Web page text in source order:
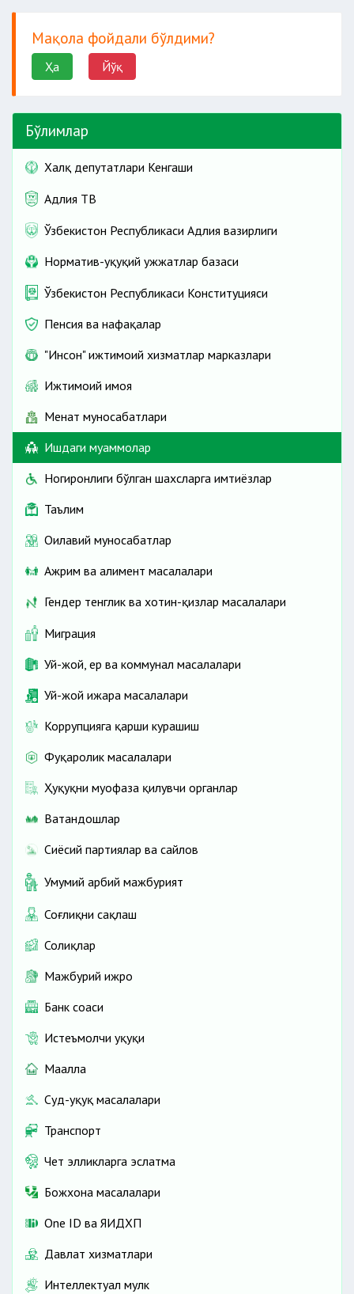
Мақола фойдали бўлдими?
Ҳа Йўқ
Бўлимлар
Халқ депутатлари Кенгаши
Адлия ТВ
Ўзбекистон Республикаси Адлия вазирлиги
Норматив-ҳуқуқий ҳужжатлар базаси
Ўзбекистон Республикаси Конституцияси
Пенсия ва нафақалар
"Инсон" ижтимоий хизматлар марказлари
Ижтимоий ҳимоя
Меҳнат муносабатлари
Ишдаги муаммолар
Ногиронлиги бўлган шахсларга имтиёзлар
Таълим
Оилавий муносабатлар
Ажрим ва алимент масалалари
Гендер тенглик ва хотин-қизлар масалалари
Миграция
Уй-жой, ер ва коммунал масалалари
Уй-жой ижара масалалари
Коррупцияга қарши курашиш
Фуқаролик масалалари
Ҳуқуқни муҳофаза қилувчи органлар
Ватандошлар
Сиёсий партиялар ва сайлов
Умумий ҳарбий мажбурият
Соғлиқни сақлаш
Солиқлар
Мажбурий ижро
Банк соҳаси
Истеъмолчи ҳуқуқи
Маҳалла
Суд-ҳуқуқ масалалари
Транспорт
Чет элликларга эслатма
Божхона масалалари
One ID ва ЯИДХП
Давлат хизматлари
Интеллектуал мулк